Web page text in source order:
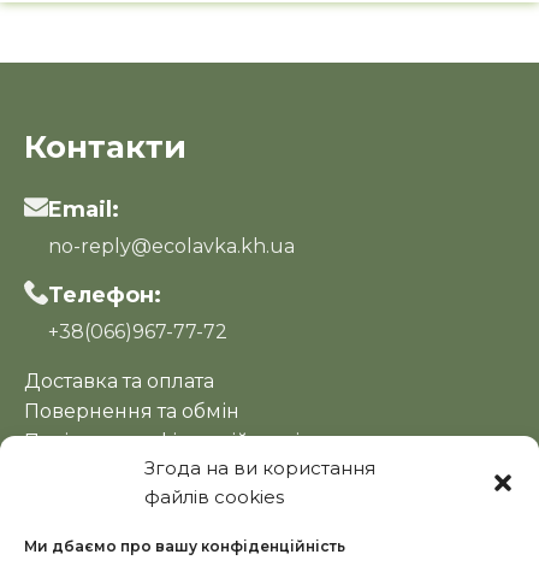
Згода на ви користання
файлів cookies
Ми дбаємо про вашу конфіденційність
Контакти
Email:
no-reply@ecolavka.kh.ua
Телефон:
+38(066)967-77-72
Доставка та оплата
Повернення та обмін
Політика конфіденційності